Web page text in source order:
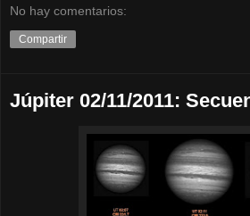
No hay comentarios:
Compartir
Júpiter 02/11/2011: